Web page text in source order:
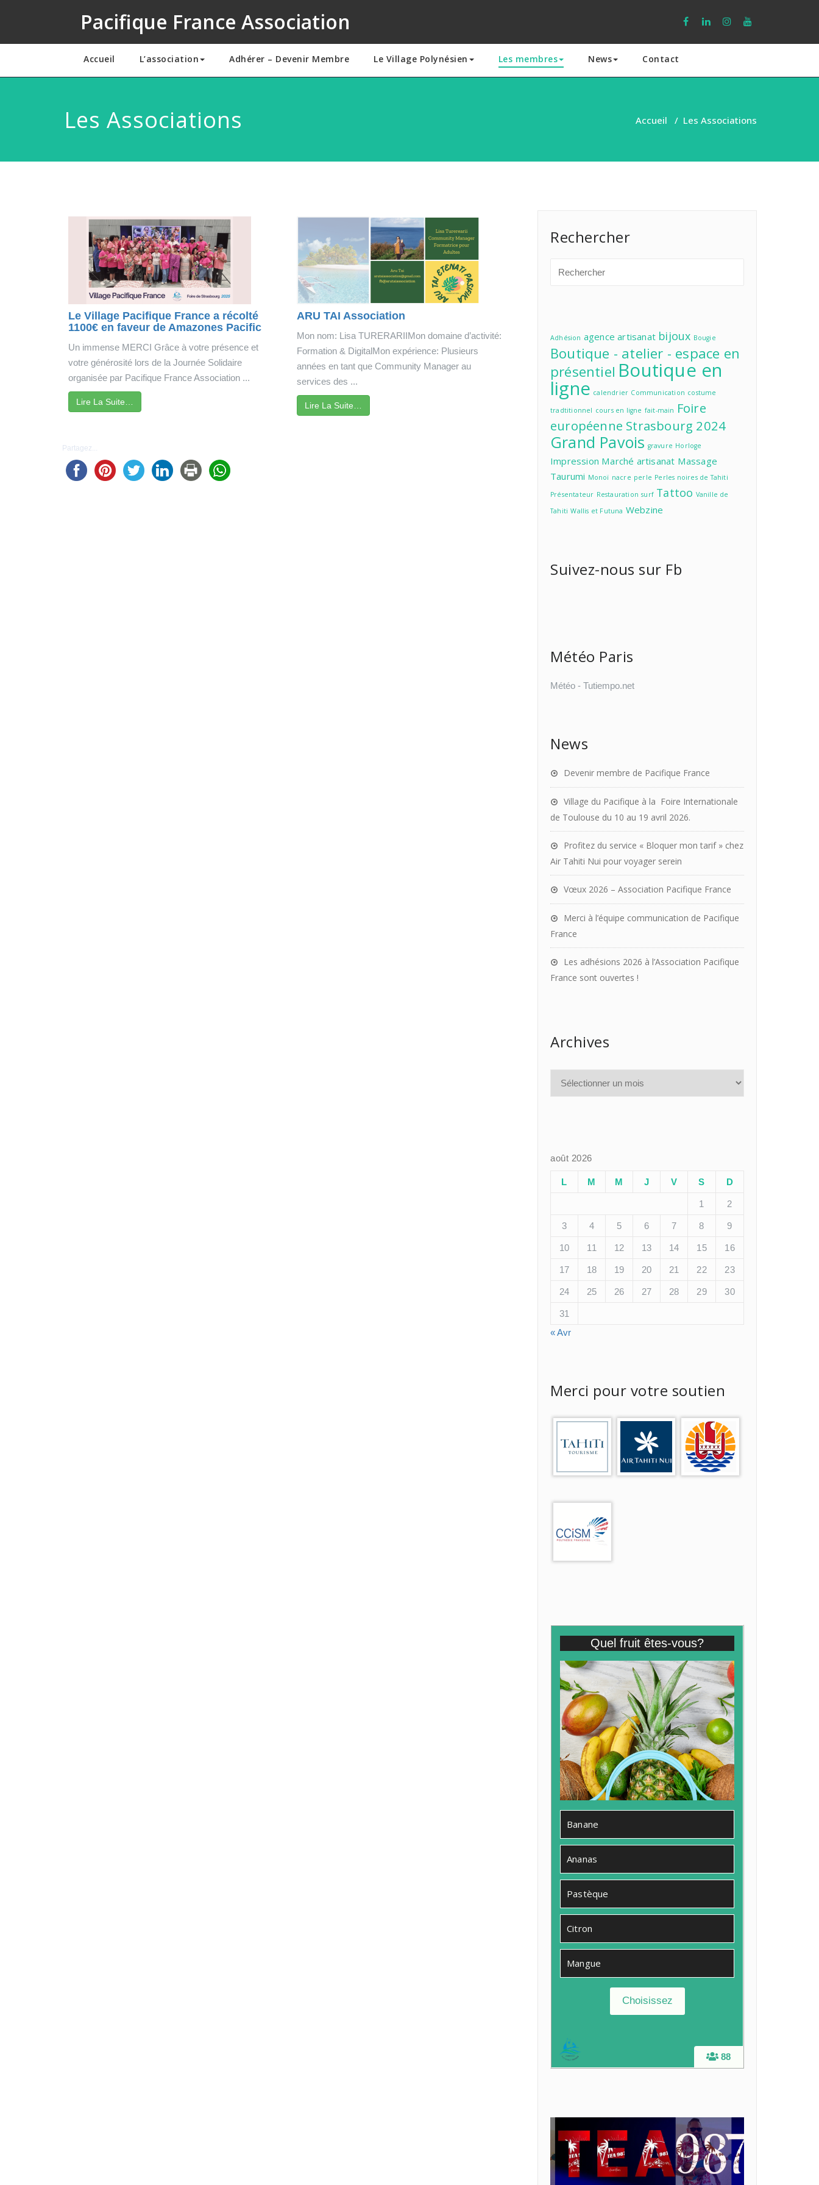
Pacifique France Association
Accueil L’association Adhérer – Devenir Membre Le Village Polynésien Les membres News Contact
Les Associations Accueil / Les Associations
Le Village Pacifique France a récolté
1100€ en faveur de Amazones Pacific
Un immense MERCI Grâce à votre présence et
votre générosité lors de la Journée Solidaire
organisée par Pacifique France Association ...
Lire La Suite…
ARU TAI Association
Mon nom: Lisa TURERARIIMon domaine d’activité:
Formation & DigitalMon expérience: Plusieurs
années en tant que Community Manager au
services des ...
Lire La Suite…
Partagez...
Rechercher
Adhésion agence artisanat bijoux Bougie
Boutique - atelier - espace en
présentiel Boutique en
ligne calendrier Communication costume
tradtitionnel cours en ligne fait-main Foire
européenne Strasbourg 2024
Grand Pavois gravure Horloge
Impression Marché artisanat Massage
Taurumi Monoï nacre perle Perles noires de Tahiti
Présentateur Restauration surf Tattoo Vanille de
Tahiti Wallis et Futuna Webzine
Suivez-nous sur Fb
Météo Paris
Météo - Tutiempo.net
News
Devenir membre de Pacifique France
Village du Pacifique à la Foire Internationale
de Toulouse du 10 au 19 avril 2026.
Profitez du service « Bloquer mon tarif » chez
Air Tahiti Nui pour voyager serein
Vœux 2026 – Association Pacifique France
Merci à l’équipe communication de Pacifique
France
Les adhésions 2026 à l’Association Pacifique
France sont ouvertes !
Archives
août 2026
L M M J V S D
1 2
3 4 5 6 7 8 9
10 11 12 13 14 15 16
17 18 19 20 21 22 23
24 25 26 27 28 29 30
31
« Avr
Merci pour votre soutien
88
Quel fruit êtes-vous?
Banane
Ananas
Pastèque
Citron
Mangue